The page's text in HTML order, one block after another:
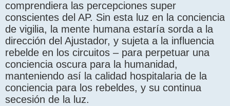
comprendiera las percepciones super
conscientes del AP. Sin esta luz en la conciencia
de vigilia, la mente humana estaría sorda a la
dirección del Ajustador, y sujeta a la influencia
rebelde en los circuitos – para perpetuar una
conciencia oscura para la humanidad,
manteniendo así la calidad hospitalaria de la
conciencia para los rebeldes, y su continua
secesión de la luz.